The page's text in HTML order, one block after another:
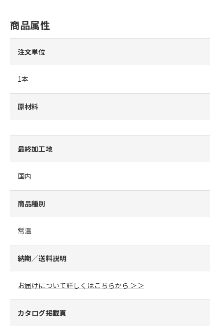
商品属性
注文単位
1本
原材料
最終加工地
国内
商品種別
常温
納期／送料説明
お届けについて詳しくはこちらから ＞＞
カタログ掲載頁